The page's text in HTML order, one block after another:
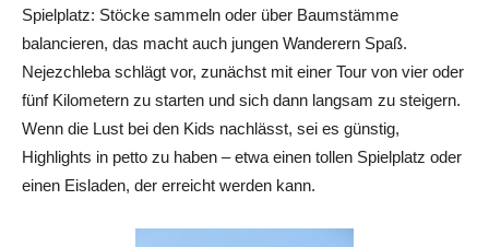
Spielplatz: Stöcke sammeln oder über Baumstämme
balancieren, das macht auch jungen Wanderern Spaß.
Nejezchleba schlägt vor, zunächst mit einer Tour von vier oder
fünf Kilometern zu starten und sich dann langsam zu steigern.
Wenn die Lust bei den Kids nachlässt, sei es günstig,
Highlights in petto zu haben – etwa einen tollen Spielplatz oder
einen Eisladen, der erreicht werden kann.